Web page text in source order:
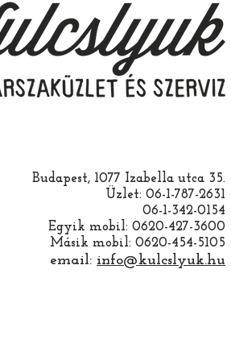
Budapest, 1077 Izabella utca 35.
Üzlet: 06-1-787-2631
06-1-342-0154
Egyik mobil: 0620-427-3600
Másik mobil: 0620-454-5105
email: info@kulcslyuk.hu